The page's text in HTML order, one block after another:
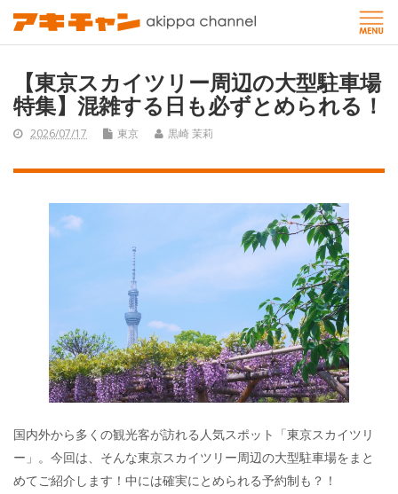
【東京スカイツリー周辺の大型駐車場
特集】混雑する日も必ずとめられる！
2026/07/17 東京 黒崎 茉莉
国内外から多くの観光客が訪れる人気スポット「東京スカイツリ
ー」。今回は、そんな東京スカイツリー周辺の大型駐車場をまと
めてご紹介します！中には確実にとめられる予約制も？！